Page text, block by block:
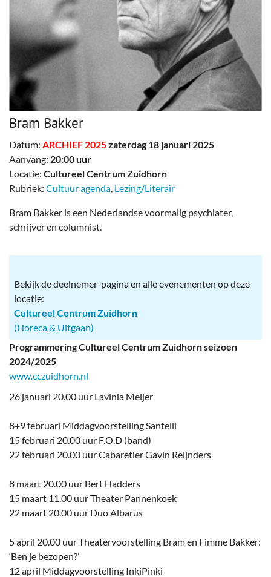
Bram Bakker
Datum: ARCHIEF 2025zaterdag 18 januari 2025
Aanvang: 20:00 uur
Locatie: Cultureel Centrum Zuidhorn
Rubriek: Cultuur agenda, Lezing/Literair
Bram Bakker is een Nederlandse voormalig psychiater,
schrijver en columnist.
Bekijk de deelnemer-pagina en alle evenementen op deze
locatie:
Cultureel Centrum Zuidhorn
(Horeca & Uitgaan)
Programmering Cultureel Centrum Zuidhorn seizoen
2024/2025
www.cczuidhorn.nl
26 januari 20.00 uur Lavinia Meijer
8+9 februari Middagvoorstelling Santelli
15 februari 20.00 uur F.O.D (band)
22 februari 20.00 uur Cabaretier Gavin Reijnders
8 maart 20.00 uur Bert Hadders
15 maart 11.00 uur Theater Pannenkoek
22 maart 20.00 uur Duo Albarus
5 april 20.00 uur Theatervoorstelling Bram en Fimme Bakker:
‘Ben je bezopen?’
12 april Middagvoorstelling InkiPinki